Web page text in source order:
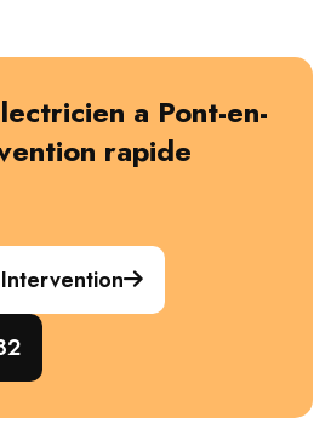
a Pont-en-
rapide